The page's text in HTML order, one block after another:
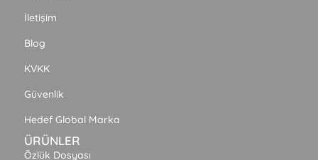
İletişim
Blog
KVKK
Güvenlik
Hedef Global Marka
ÜRÜNLER
Özlük Dosyası